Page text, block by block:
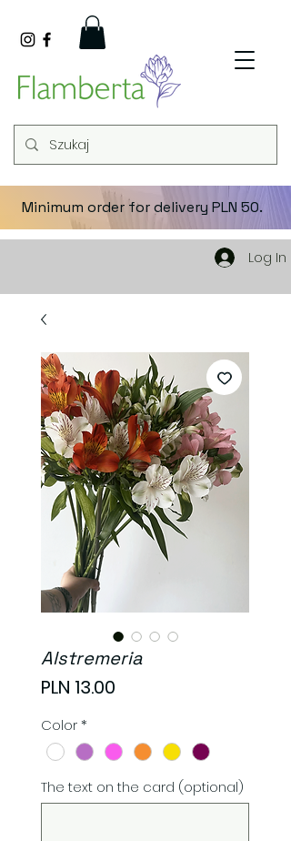
Minimum order for delivery PLN 50.
Log In
Alstremeria
PLN 13.00
Color*
The text on the card (optional)